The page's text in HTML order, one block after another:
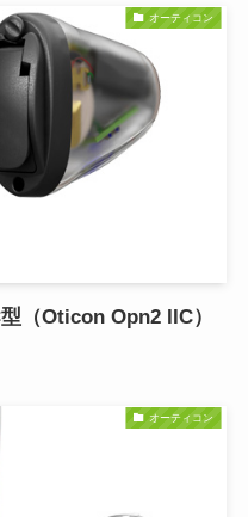
オーティコン
（Oticon Opn2 IIC）
オーティコン